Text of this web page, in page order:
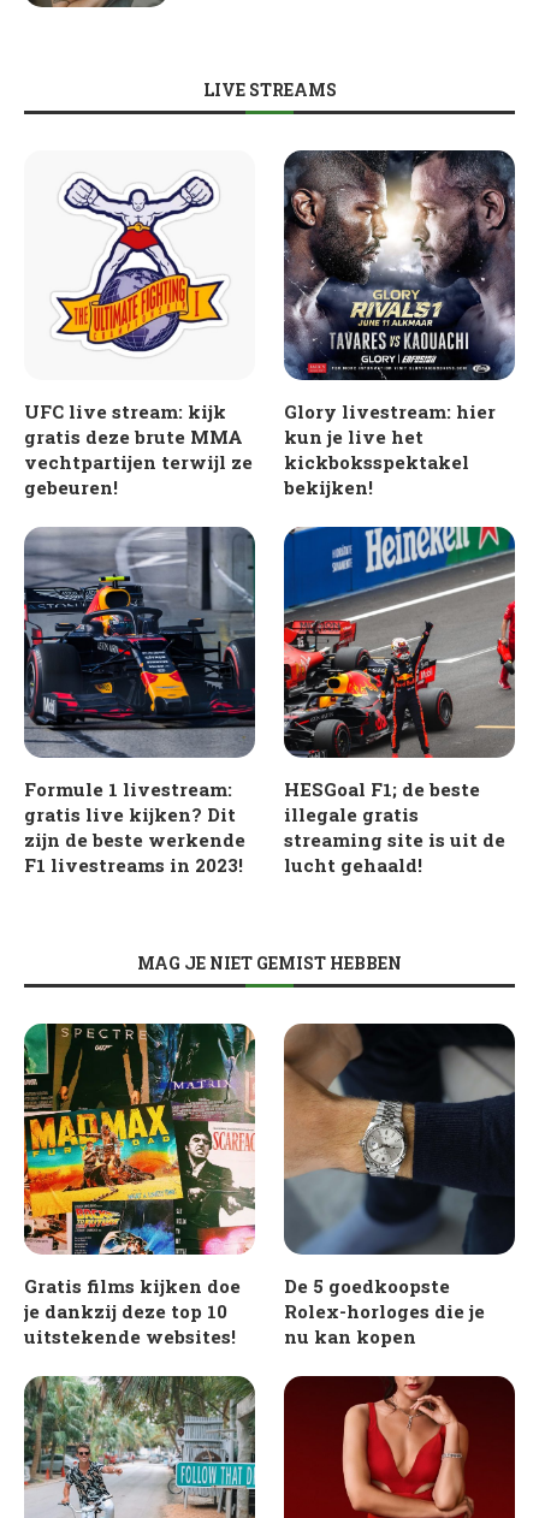
LIVE STREAMS
UFC live stream: kijk
gratis deze brute MMA
vechtpartijen terwijl ze
gebeuren!
Glory livestream: hier
kun je live het
kickboksspektakel
bekijken!
Formule 1 livestream:
gratis live kijken? Dit
zijn de beste werkende
F1 livestreams in 2023!
HESGoal F1; de beste
illegale gratis
streaming site is uit de
lucht gehaald!
MAG JE NIET GEMIST HEBBEN
Gratis films kijken doe
je dankzij deze top 10
uitstekende websites!
De 5 goedkoopste
Rolex-horloges die je
nu kan kopen